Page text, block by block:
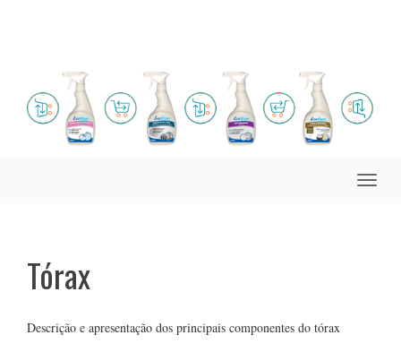
Toggle
Tórax
Descrição e apresentação dos principais componentes do tórax